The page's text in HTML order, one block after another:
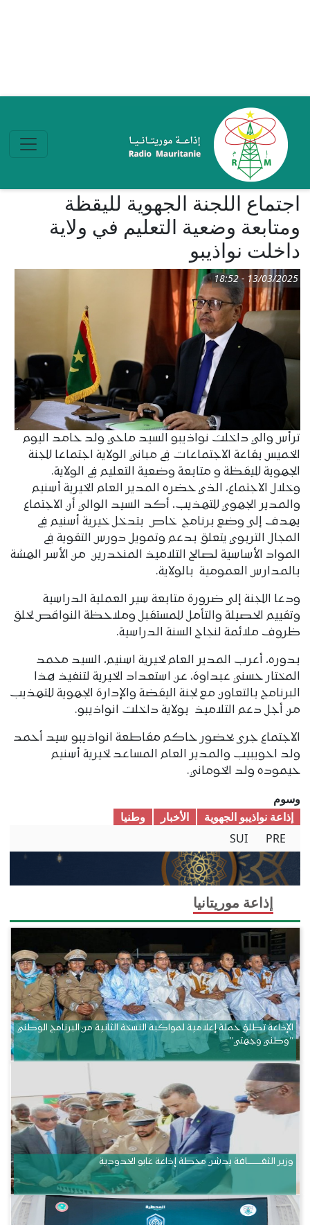
اجتماع اللجنة الجهوية لليقظة
ومتابعة وضعية التعليم في ولاية
داخلت نواذيبو
13/03/2025 - 18:52
ترأس والي داخلت نواذيبو السيد ماحي ولد حامد اليوم
الخميس بقاعة الاجتماعات في مباني الولاية اجتماعا للجنة
الجهوية لليقظة و متابعة وضعية التعليم في الولاية.
وخلال الاجتماع، الذي حضره المدير العام الخيرية أسنيم
والمدير الجهوي للتهذيب، أكد السيد الوالي أن الاجتماع
يهدف إلى وضع برنامج خاص بتدخل خيرية أسنيم في
المجال التربوي يتعلق بدعم وتمويل دورس التقوية في
المواد الأساسية لصالح التلاميذ المنحدرين من الأسر الهشة
بالمدارس العمومية بالولاية.
ودعا اللجنة إلى ضرورة متابعة سير العملية الدراسية
وتقييم الحصيلة والتأمل للمستقبل وملاحظة النواقص لخلق
ظروف ملائمة لنجاح السنة الدراسية.
بدوره، أعرب المدير العام لخيرية اسنيم، السيد محمد
المختار حسني عبداوة، عن استعداد الخيرية لتنفيذ هذا
البرنامج بالتعاون مع لجنة اليقضة والإدارة الجهوية للتهذيب
من أجل دعم التلاميذ بولاية داخلت انواذيبو.
الاجتماع جرى بحضور حاكم مقاطعة انواذيبو سيد أحمد
ولد احويبيب والمدير العام المساعد لخيرية أسنيم
حيموده ولد الخوماني.
وسوم
إذاعة نواذيبو الجهوية
الأخبار
وطنیا
PRE
SUI
إذاعة موريتانيا
الإذاعة تطلق حملة إعلامية لمواكبة النسخة الثانية من البرنامج الوطني
“وطني وجهتي”
وزير الثقــــــــــافة يدشن محطة إذاعة غابو الحدودية